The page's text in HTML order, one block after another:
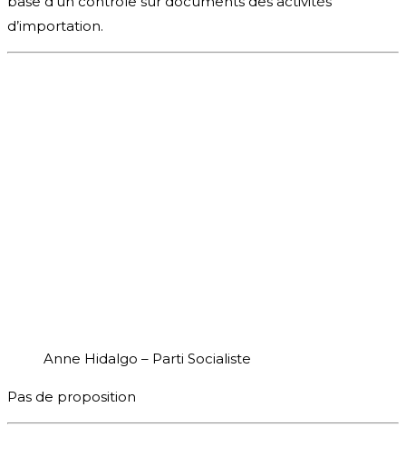
d’importation.
Anne Hidalgo – Parti Socialiste
Pas de proposition